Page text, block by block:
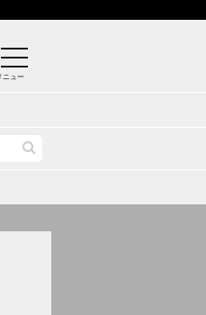
ニュー